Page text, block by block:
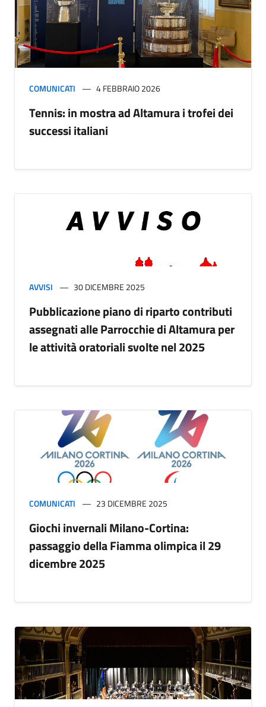
COMUNICATI 4 FEBBRAIO 2026
Tennis: in mostra ad Altamura i trofei dei
successi italiani
AVVISI 30 DICEMBRE 2025
Pubblicazione piano di riparto contributi
assegnati alle Parrocchie di Altamura per
le attività oratoriali svolte nel 2025
COMUNICATI 23 DICEMBRE 2025
Giochi invernali Milano-Cortina:
passaggio della Fiamma olimpica il 29
dicembre 2025